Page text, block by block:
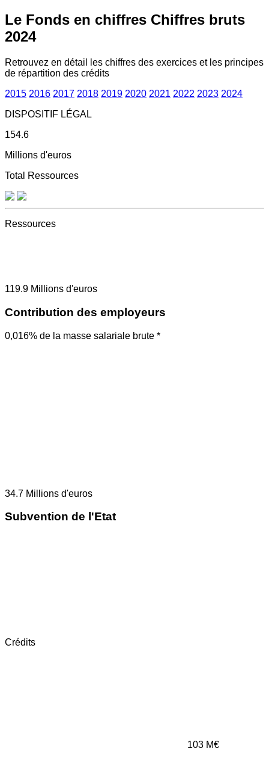
Le Fonds en chiffres Chiffres bruts
2024
Retrouvez en détail les chiffres des exercices et les principes
de répartition des crédits
2015 2016 2017 2018 2019 2020 2021 2022 2023 2024
DISPOSITIF LÉGAL
154.6
Millions d'euros
Total Ressources
Ressources
119.9 Millions d'euros
Contribution des employeurs
0,016% de la masse salariale brute *
34.7 Millions d'euros
Subvention de l'Etat
Crédits
103 M€